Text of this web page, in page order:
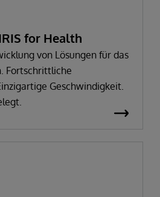
for Health
von Lösungen für das
Fortschrittliche
Geschwindigkeit.